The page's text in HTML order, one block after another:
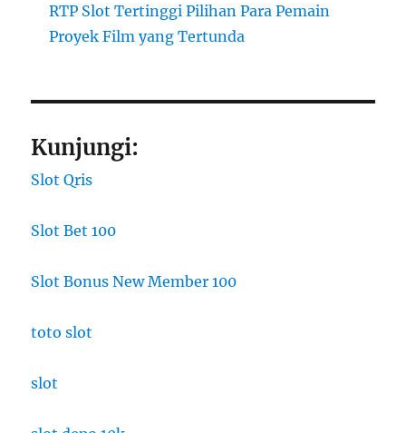
RTP Slot Tertinggi Pilihan Para Pemain
Proyek Film yang Tertunda
Kunjungi:
Slot Qris
Slot Bet 100
Slot Bonus New Member 100
toto slot
slot